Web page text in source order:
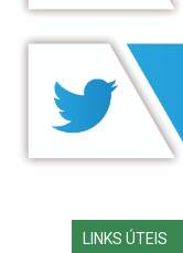
LINKS ÚTEIS